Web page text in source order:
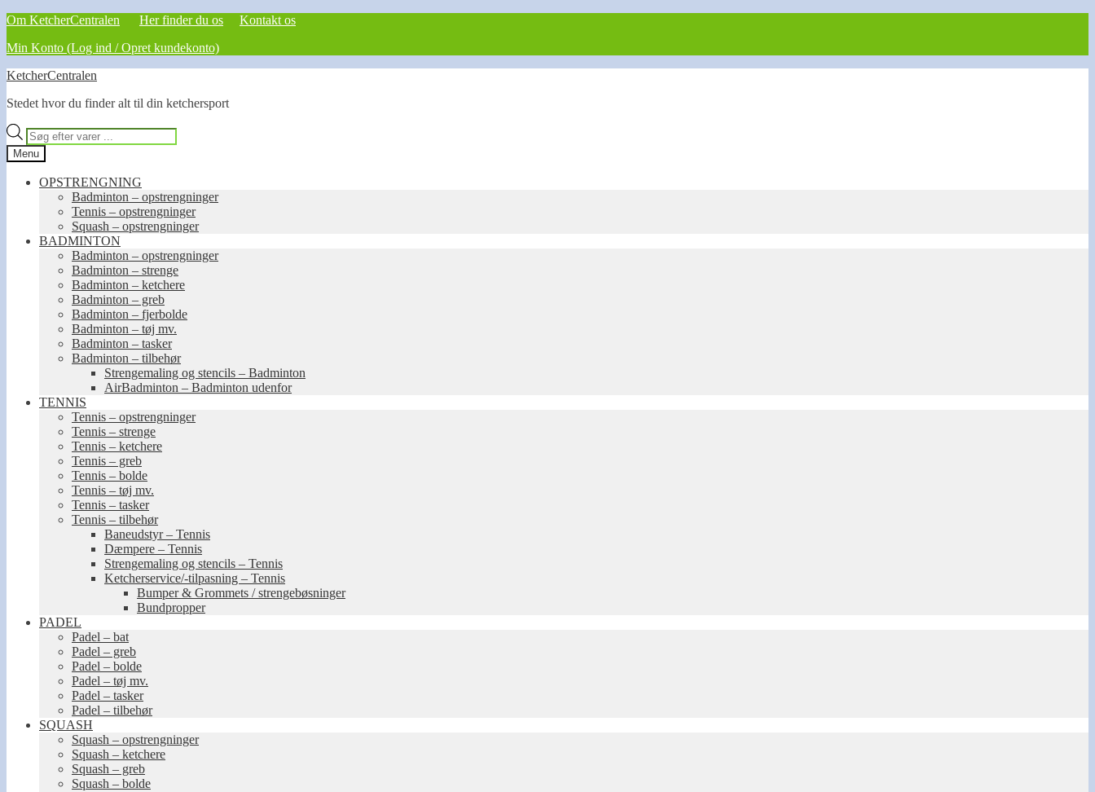
Om KetcherCentralen Her finder du os
Kontakt os
Min Konto (Log ind / Opret kundekonto)
Spring
navigation
Spring
indhold
KetcherCentralen
Stedet hvor du finder alt til din ketchersport
Products
search
Menu
OPSTRENGNING
Badminton – opstrengninger
Tennis – opstrengninger
Squash – opstrengninger
BADMINTON
Badminton – opstrengninger
Badminton – strenge
Badminton – ketchere
Badminton – greb
Badminton – fjerbolde
Badminton – tøj mv.
Badminton – tasker
Badminton – tilbehør
Strengemaling og stencils – Badminton
AirBadminton – Badminton udenfor
TENNIS
Tennis – opstrengninger
Tennis – strenge
Tennis – ketchere
Tennis – greb
Tennis – bolde
Tennis – tøj mv.
Tennis – tasker
Tennis – tilbehør
Baneudstyr – Tennis
Dæmpere – Tennis
Strengemaling og stencils – Tennis
Ketcherservice/-tilpasning – Tennis
Bumper & Grommets / strengebøsninger
Bundpropper
PADEL
Padel – bat
Padel – greb
Padel – bolde
Padel – tøj mv.
Padel – tasker
Padel – tilbehør
SQUASH
Squash – opstrengninger
Squash – ketchere
Squash – greb
Squash – bolde